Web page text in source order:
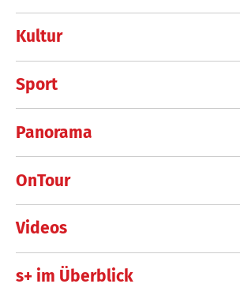
Kultur
Sport
Panorama
OnTour
Videos
s+ im Überblick